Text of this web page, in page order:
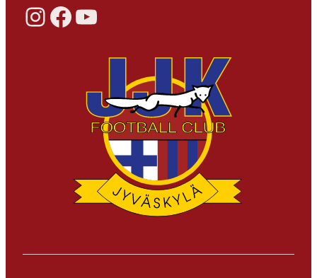
Instagram Facebook YouTube